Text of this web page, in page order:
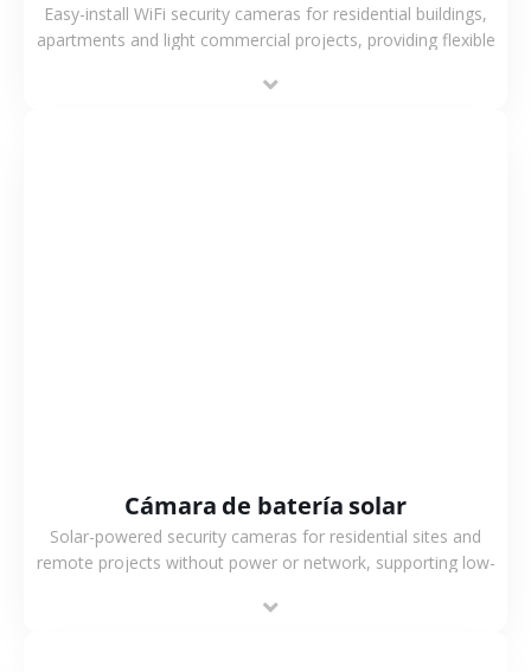
Easy-install WiFi security cameras for residential buildings,
apartments and light commercial projects, providing flexible
Cámara de batería solar
Solar-powered security cameras for residential sites and
remote projects without power or network, supporting low-
monitoring.